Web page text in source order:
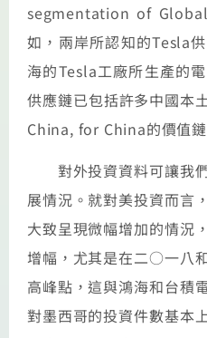
segmentation of
如，兩岸所認知的Tesla
海的Tesla工廠所生產的
供應鏈已包括許多中國本
China, for China的價值鏈
對外投資資料可讓我們
展情況。就對美投資而言
大致呈現微幅增加的情況
增幅，尤其是在二○一八
高峰點，這與鴻海和台積
對墨西哥的投資件數基本